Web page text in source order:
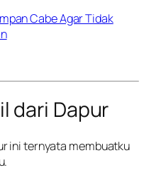
Cabe Agar Tidak
dari Dapur
ini ternyata membuatku